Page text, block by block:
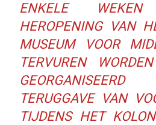
ENKELE
HEROPENING VAN
MUSEUM VOOR
TERVUREN
TERUGGAVE VAN
TIJDENS HET